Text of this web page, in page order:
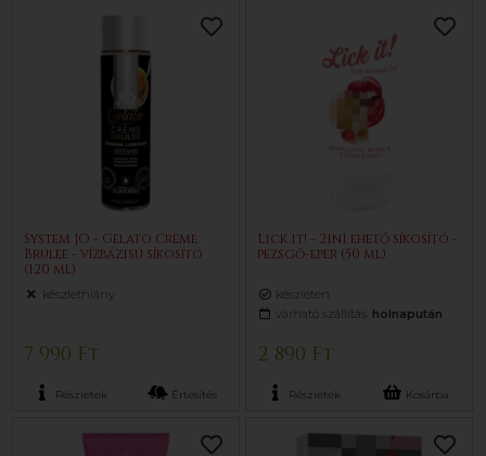
System JO - Gelato Creme
Brulee - vízbázisú síkosító
(120 ml)
készlethiány
7 990 Ft
Részletek Értesítés
Lick it! - 2in1 ehető síkosító -
pezsgő-eper (50 ml)
készleten
várható szállítás: holnapután
2 890 Ft
Részletek Kosárba